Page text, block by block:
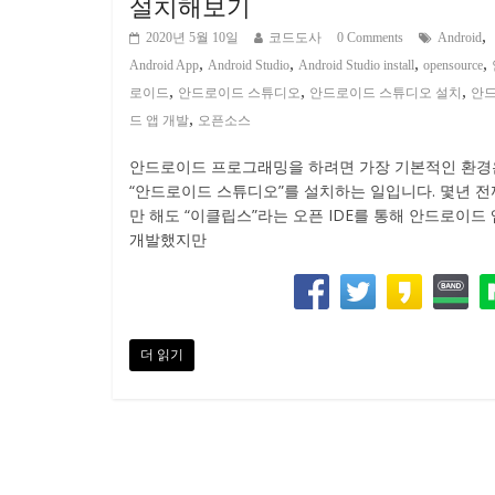
설치해보기
2020년 5월 10일 코드도사 0 Comments Android,
Android App, Android Studio, Android Studio install, opensource,
로이드, 안드로이드 스튜디오, 안드로이드 스튜디오 설치 , 안
드 앱 개발, 오픈소스
안드로이드 프로그래밍을 하려면 가장 기본적인 환경
“안드로이드 스튜디오”를 설치하는 일입니다. 몇년 전
만 해도 “이클립스”라는 오픈 IDE를 통해 안드로이드
개발했지만
더 읽기